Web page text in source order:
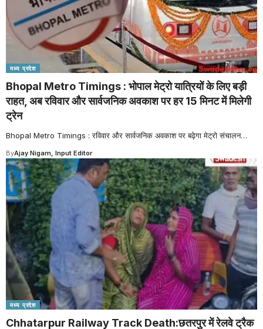
मध्य प्रदेश
Bhopal Metro Timings : भोपाल मेट्रो यात्रियों के लिए बड़ी
राहत, अब रविवार और सार्वजनिक अवकाश पर हर 15 मिनट में मिलेगी
ट्रेन
Bhopal Metro Timings : रविवार और सार्वजनिक अवकाश पर बढ़ेगा मेट्रो संचालन…
ByAjay Nigam, Input Editor
मध्य प्रदेश
Chhatarpur Railway Track Death:छतरपुर में रेलवे ट्रैक